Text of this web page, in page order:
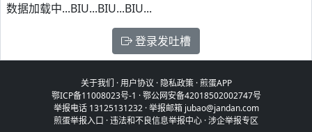
数据加载中...BIU...BIU...BIU...
登录发吐槽
关于我们 ·用户协议 · 隐私政策·煎蛋APP
鄂ICP备11008023号-1 ·鄂公网安备42018502002747号
举报电话 13125131232 · 举报邮箱 jubao@jandan.com
煎蛋举报入口 ·违法和不良信息举报中心 ·涉企举报专区